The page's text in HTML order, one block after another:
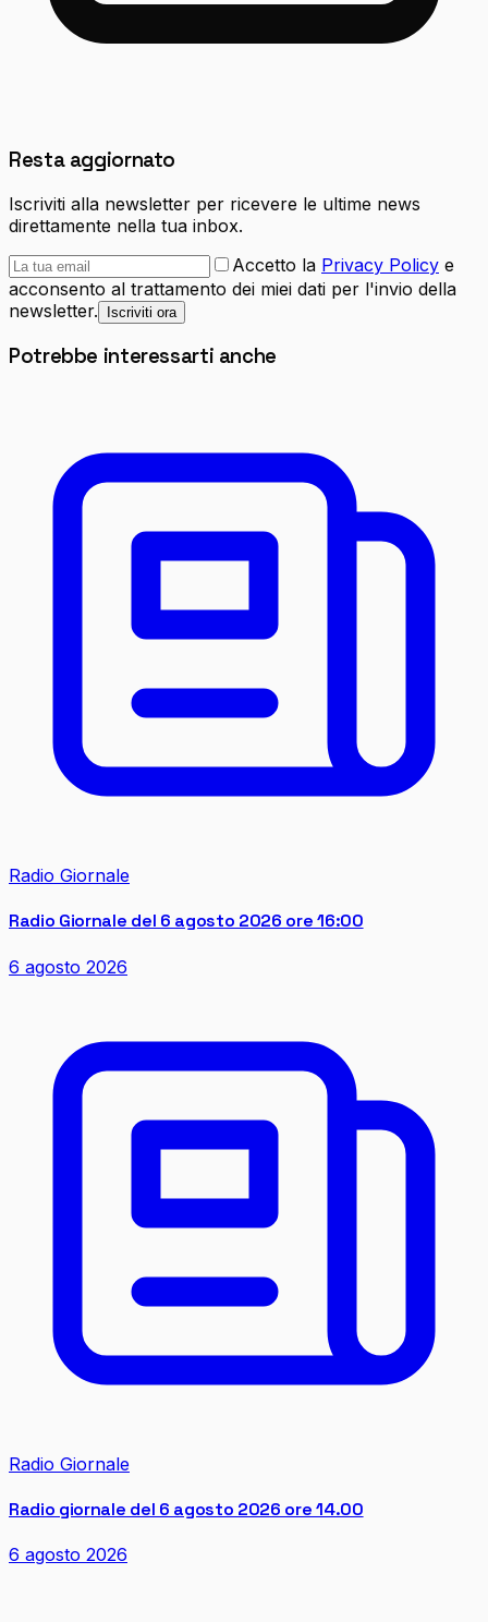
Resta aggiornato
Iscriviti alla newsletter per ricevere le ultime news
direttamente nella tua inbox.
Accetto la Privacy Policy e
acconsento al trattamento dei miei dati per l'invio della
newsletter.
Iscriviti ora
Potrebbe interessarti anche
Radio Giornale
Radio Giornale del 6 agosto 2026 ore 16:00
6 agosto 2026
Radio Giornale
Radio giornale del 6 agosto 2026 ore 14.00
6 agosto 2026